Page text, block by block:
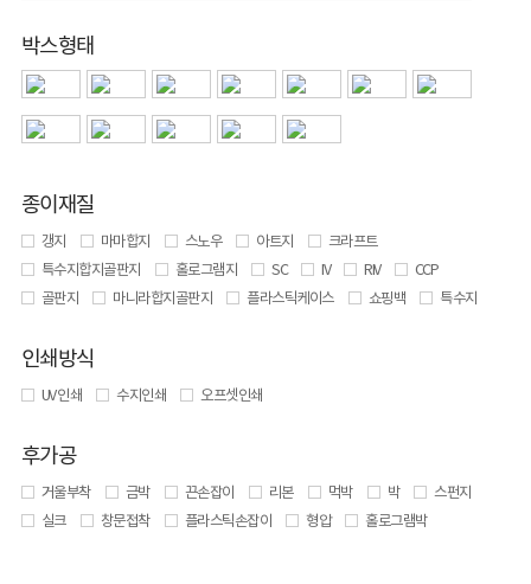
박스형태
종이재질
갱지 마마합지 스노우 아트지
크라프트
특수지합지골판지
홀로그램지 SC IV RIV
CCP
골판지
마니라합지골판지 플라스틱케이스 쇼핑백 특수지
인쇄방식
UV 인쇄 수지인쇄 오프셋인쇄
후가공
거울부착 금박 끈손잡이 리본 먹박 박
스펀지
실크
창문접착 플라스틱손잡이 형압 홀로그램박